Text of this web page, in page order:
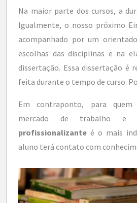
Na maior parte dos cursos, a
Igualmente, o nosso próximo
acompanhado por um
escolhas das disciplinas e na
dissertação. Essa dissertação é
feita durante o tempo de curso.
Em contraponto, para
mercado de trabalho e
profissionalizante é o mais
aluno terá contato com